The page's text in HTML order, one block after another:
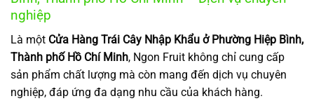
nghiệp
Là một Cửa Hàng Trái Cây Nhập Khẩu ở Phường Hiệp Bình,
Thành phố Hồ Chí Minh, Ngon Fruit không chỉ cung cấp
sản phẩm chất lượng mà còn mang đến dịch vụ chuyên
nghiệp, đáp ứng đa dạng nhu cầu của khách hàng.